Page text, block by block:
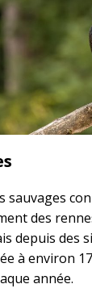
sauvages
des
depuis des
à environ
année.